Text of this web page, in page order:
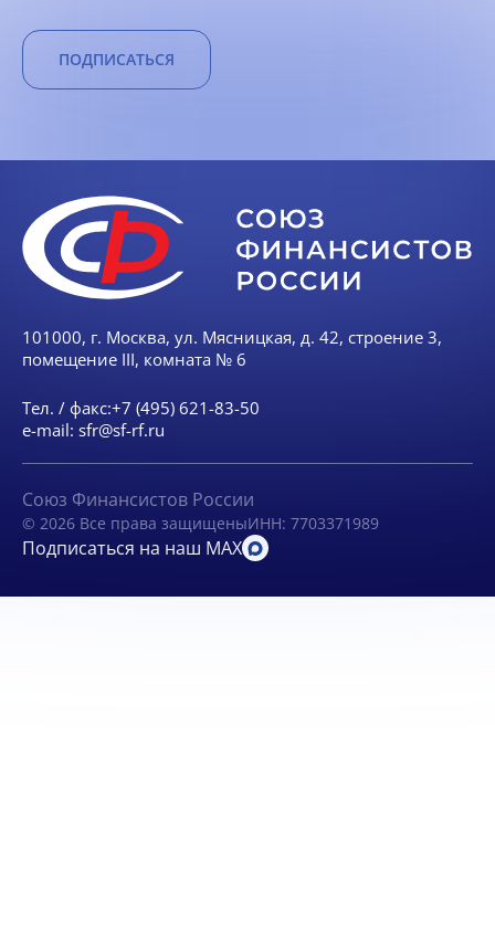
ПОДПИСАТЬСЯ
101000, г. Москва, ул. Мясницкая, д. 42, строение 3,
помещение III, комната № 6
Тел. / факс:+7 (495) 621-83-50
e-mail: sfr@sf-rf.ru
Союз Финансистов России
© 2026 Все права защищеныИНН: 7703371989
Подписаться на наш MAX